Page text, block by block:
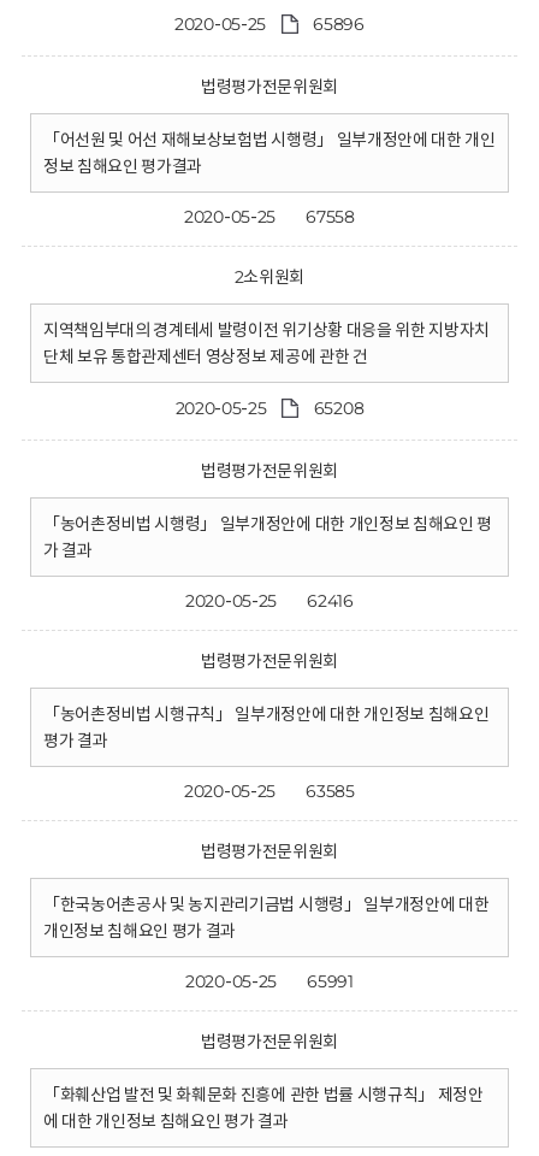
2020-05-25 65896
법령평가전문위원회
「어선원 및 어선 재해보상보험법 시행령」 일부개정안에 대한 개인
정보 침해요인 평가결과
2020-05-25 67558
2소위원회
지역책임부대의 경계테세 발령이전 위기상황 대응을 위한 지방자치
단체 보유 통합관제센터 영상정보 제공에 관한 건
2020-05-25 65208
법령평가전문위원회
「농어촌정비법 시행령」 일부개정안에 대한 개인정보 침해요인 평
가 결과
2020-05-25 62416
법령평가전문위원회
「농어촌정비법 시행규칙」 일부개정안에 대한 개인정보 침해요인
평가 결과
2020-05-25 63585
법령평가전문위원회
「한국농어촌공사 및 농지관리기금법 시행령」 일부개정안에 대한
개인정보 침해요인 평가 결과
2020-05-25 65991
법령평가전문위원회
「화훼산업 발전 및 화훼문화 진흥에 관한 법률 시행규칙」 제정안
에 대한 개인정보 침해요인 평가 결과